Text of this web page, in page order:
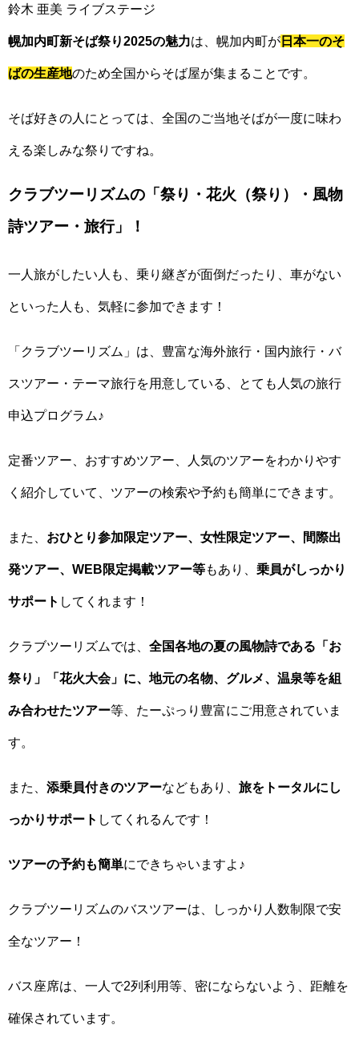
鈴木 亜美 ライブステージ
幌加内町新そば祭り2025の魅力は、幌加内町が 日本一のそ
ばの生産地のため全国からそば屋が集まることです。
そば好きの人にとっては、全国のご当地そばが一度に味わ
える楽しみな祭りですね。
クラブツーリズムの「祭り・花火（祭り）・風物
詩ツアー・旅行」！
一人旅がしたい人も、乗り継ぎが面倒だったり、車がない
といった人も、気軽に参加できます！
「クラブツーリズム」は、豊富な海外旅行・国内旅行・バ
スツアー・テーマ旅行を用意している、とても人気の旅行
申込プログラム♪
定番ツアー、おすすめツアー、人気のツアーをわかりやす
く紹介していて、ツアーの検索や予約も簡単にできます。
また、 おひとり参加限定ツアー、女性限定ツアー、間際出
発ツアー、WEB限定掲載ツアー等もあり、 乗員がしっかり
サポート してくれます！
クラブツーリズムでは、 全国各地の夏の風物詩である「お
祭り」「花火大会」に、地元の名物、グルメ、温泉等を組
み合わせたツアー等、たーぷっり豊富にご用意されていま
す。
また、 添乗員付きのツアーなどもあり、 旅をトータルにし
っかりサポート してくれるんです！
ツアーの予約も簡単にできちゃいますよ♪
クラブツーリズムのバスツアーは、しっかり人数制限で安
全なツアー！
バス座席は、一人で2列利用等、密にならないよう、距離を
確保されています。